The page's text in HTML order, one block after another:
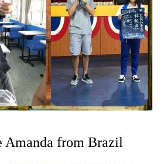
Amanda from Brazil